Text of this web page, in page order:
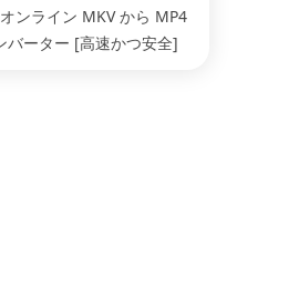
ンライン MKV から MP4
バーター [高速かつ安全]